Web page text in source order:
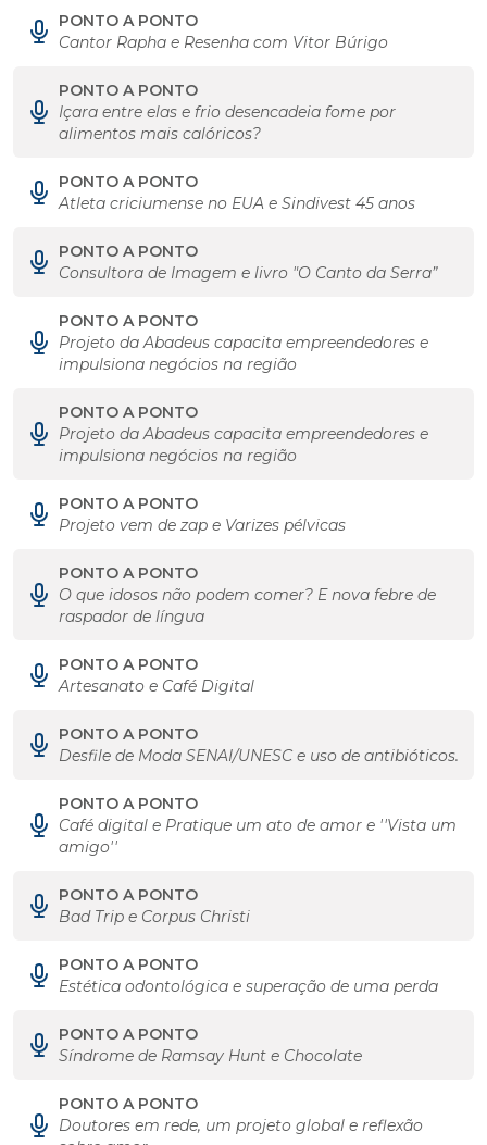
PONTO A PONTO
Cantor Rapha e Resenha com Vitor Búrigo
PONTO A PONTO
Içara entre elas e frio desencadeia fome por
alimentos mais calóricos?
PONTO A PONTO
Atleta criciumense no EUA e Sindivest 45 anos
PONTO A PONTO
Consultora de Imagem e livro "O Canto da Serra”
PONTO A PONTO
Projeto da Abadeus capacita empreendedores e
impulsiona negócios na região
PONTO A PONTO
Projeto da Abadeus capacita empreendedores e
impulsiona negócios na região
PONTO A PONTO
Projeto vem de zap e Varizes pélvicas
PONTO A PONTO
O que idosos não podem comer? E nova febre de
raspador de língua
PONTO A PONTO
Artesanato e Café Digital
PONTO A PONTO
Desfile de Moda SENAI/UNESC e uso de antibióticos.
PONTO A PONTO
Café digital e Pratique um ato de amor e ''Vista um
amigo''
PONTO A PONTO
Bad Trip e Corpus Christi
PONTO A PONTO
Estética odontológica e superação de uma perda
PONTO A PONTO
Síndrome de Ramsay Hunt e Chocolate
PONTO A PONTO
Doutores em rede, um projeto global e reflexão